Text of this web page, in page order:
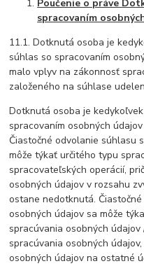
Poučenie o práve
spracovaním
11.1. Dotknutá osoba je
súhlas so spracovaním
malo vplyv na zákonnosť
založeného na súhlase
Dotknutá osoba je
spracovaním osobných
Čiastočné odvolanie súhlasu
môže týkať určitého typu
spracovateľských operácií,
osobných údajov v rozsahu
ostane nedotknutá.
osobných údajov sa môže
spracúvania osobných
spracúvania osobných
osobných údajov na ostatné